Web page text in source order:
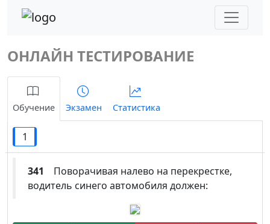
ОНЛАЙН ТЕСТИРОВАНИЕ
Обучение Экзамен Статистика
1
341 Поворачивая налево на перекрестке,
водитель синего автомобиля должен: